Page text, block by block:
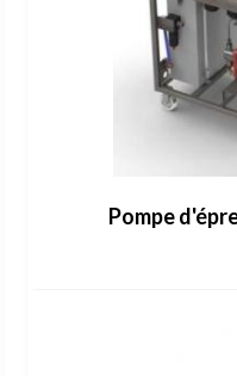
Pompe